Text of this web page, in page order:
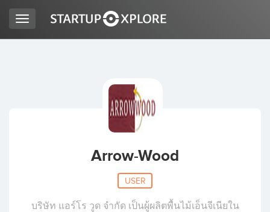
Toggle
navigation
Arrow-Wood
USER
บริษัท แอร์โร วูด จำกัด เป็นผู้ผลิตพื้นไม้เอ็นจีเนียใน